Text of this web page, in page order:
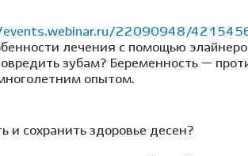
22090948/
лечения с помощью
зубам? Беременность —
опытом.
и сохранить здоровье десен?